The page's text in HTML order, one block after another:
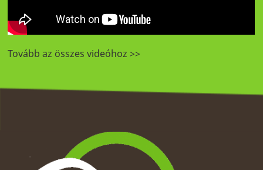
Tovább az összes videóhoz >>